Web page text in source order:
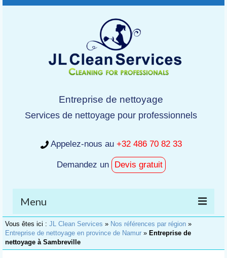
Entreprise de nettoyage
Services de nettoyage pour professionnels
Appelez-nous au +32 486 70 82 33
Demandez un Devis gratuit
Menu
Accueil
Nettoyage
Vous êtes ici : JL Clean Services » Nos références par région »
Entreprise de nettoyage en province de Namur » Entreprise de
nettoyage à Sambreville